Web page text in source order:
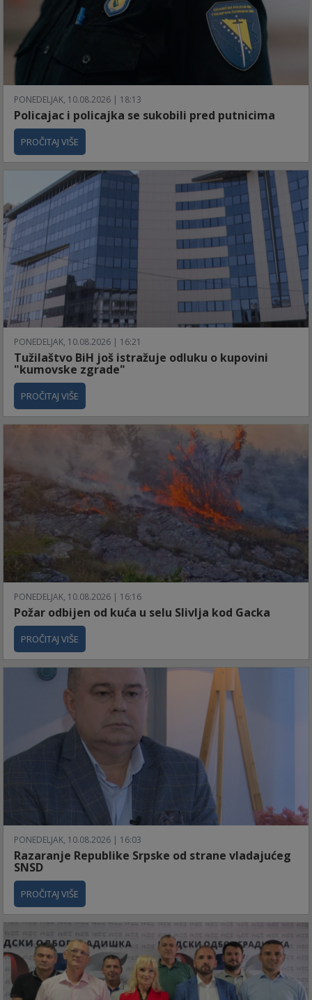
PONEDELJAK, 10.08.2026 | 18:13
Policajac i policajka se sukobili pred putnicima
PROČITAJ VIŠE
PONEDELJAK, 10.08.2026 | 16:21
Tužilaštvo BiH još istražuje odluku o kupovini
"kumovske zgrade"
PROČITAJ VIŠE
PONEDELJAK, 10.08.2026 | 16:16
Požar odbijen od kuća u selu Slivlja kod Gacka
PROČITAJ VIŠE
PONEDELJAK, 10.08.2026 | 16:03
Razaranje Republike Srpske od strane vladajućeg
SNSD
PROČITAJ VIŠE